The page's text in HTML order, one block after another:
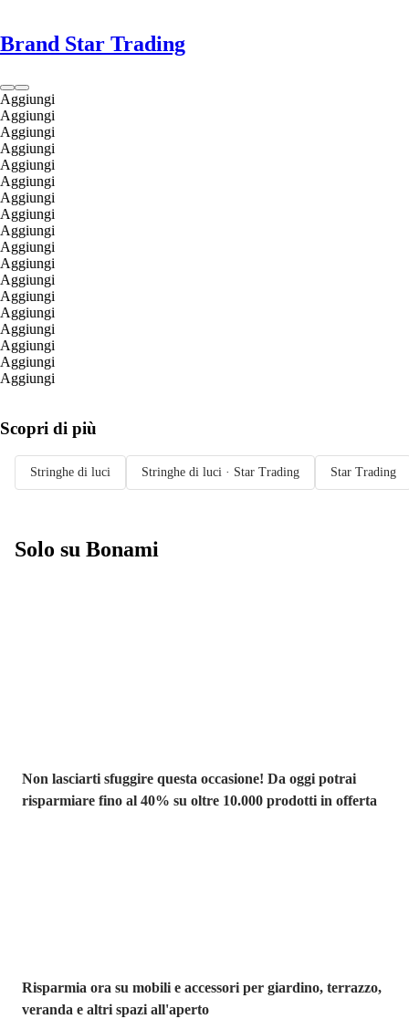
Brand Star Trading
Aggiungi
Aggiungi
Aggiungi
Aggiungi
Aggiungi
Aggiungi
Aggiungi
Aggiungi
Aggiungi
Aggiungi
Aggiungi
Aggiungi
Aggiungi
Aggiungi
Aggiungi
Aggiungi
Aggiungi
Aggiungi
Scopri di più
Stringhe di luci Stringhe di luci · Star Trading Star Trading
Solo su Bonami
Non lasciarti sfuggire questa occasione! Da oggi potrai
risparmiare fino al 40% su oltre 10.000 prodotti in offerta
Risparmia ora su mobili e accessori per giardino, terrazzo,
veranda e altri spazi all'aperto